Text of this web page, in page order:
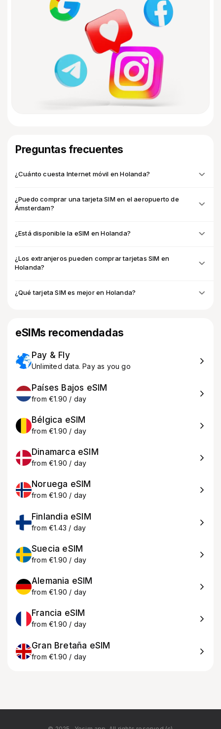
Preguntas frecuentes
¿Cuánto cuesta Internet móvil en Holanda?
¿Puedo comprar una tarjeta SIM en el aeropuerto de
Ámsterdam?
¿Está disponible la eSIM en Holanda?
¿Los extranjeros pueden comprar tarjetas SIM en
Holanda?
¿Qué tarjeta SIM es mejor en Holanda?
eSIMs recomendadas
Pay & Fly
Unlimited data. Pay as you go
Países Bajos eSIM
from €1.90 / day
Bélgica eSIM
from €1.90 / day
Dinamarca eSIM
from €1.90 / day
Noruega eSIM
from €1.90 / day
Finlandia eSIM
from €1.43 / day
Suecia eSIM
from €1.90 / day
Alemania eSIM
from €1.90 / day
Francia eSIM
from €1.90 / day
Gran Bretaña eSIM
from €1.90 / day